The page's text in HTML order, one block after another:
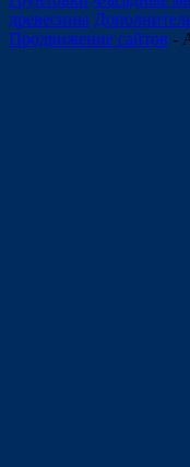
древесины
Продвижение сайтов -